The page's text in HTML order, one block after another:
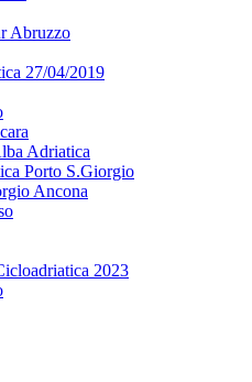
Abruzzo
27/04/2019
Adriatica
Porto S.Giorgio
Ancona
2023